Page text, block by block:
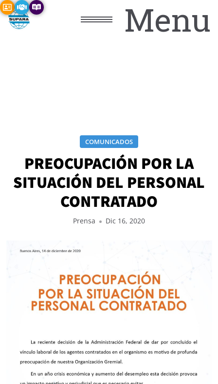
Menu
COMUNICADOS
PREOCUPACIÓN POR LA
SITUACIÓN DEL PERSONAL
CONTRATADO
Prensa Dic 16, 2020